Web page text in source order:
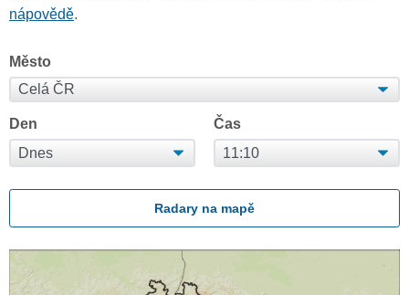
nápovědě.
Město
Den Čas
Radary na mapě